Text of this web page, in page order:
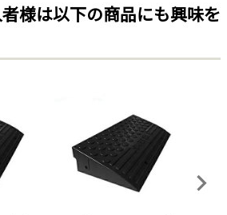
様は以下の商品にも興味を